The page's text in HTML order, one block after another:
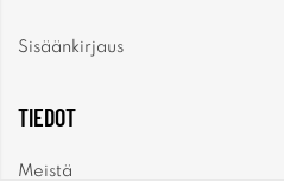
Sisäänkirjaus
TIEDOT
Meistä